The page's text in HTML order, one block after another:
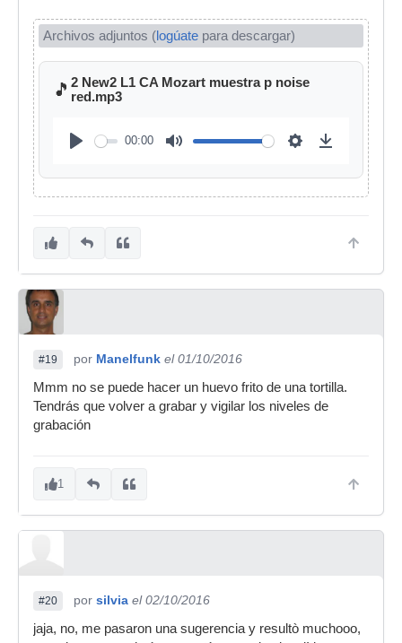
Archivos adjuntos (logúate para descargar)
🎵 2 New2 L1 CA Mozart muestra p noise
red.mp3
00:00
#19 por Manelfunk el 01/10/2016
Mmm no se puede hacer un huevo frito de una tortilla.
Tendrás que volver a grabar y vigilar los niveles de
grabación
1
#20 por silvia el 02/10/2016
jaja, no, me pasaron una sugerencia y resultò muchooo,